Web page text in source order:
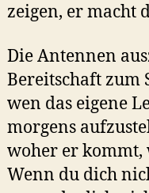
zeigen, er macht
Die Antennen
Bereitschaft zum
wen das eigene
morgens
woher er kommt,
Wenn du dich